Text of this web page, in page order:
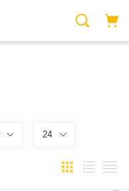
24